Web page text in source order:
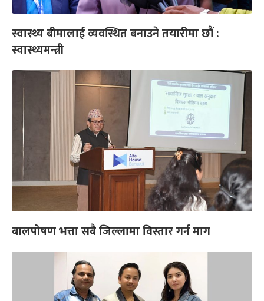
स्वास्थ्य बीमालाई व्यवस्थित बनाउने तयारीमा छौं :
स्वास्थ्यमन्त्री
बालपोषण भत्ता सबै जिल्लामा विस्तार गर्न माग